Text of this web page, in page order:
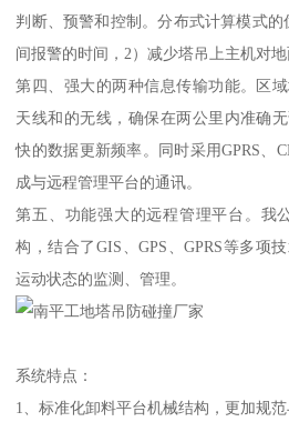
判断、预警和控制。分布式计算模式
间报警的时间，2）减少塔吊上主机对地
第四、强大的两种信息传输功能。区
天线和的无线，确保在两公里内准确
快的数据更新频率。同时采用GPRS、
成与远程管理平台的通讯。
第五、功能强大的远程管理平台。我
构，结合了GIS、GPS、GPRS等多项
运动状态的监测、管理。
系统特点：
1、标准化卸料平台机械结构，更加规范